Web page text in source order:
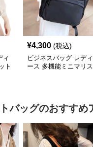
ィ
ト
¥4,300 (税込)
ビジネスバッグ レディ
ース 多機能ミニマリス
トバッグのおすすめ